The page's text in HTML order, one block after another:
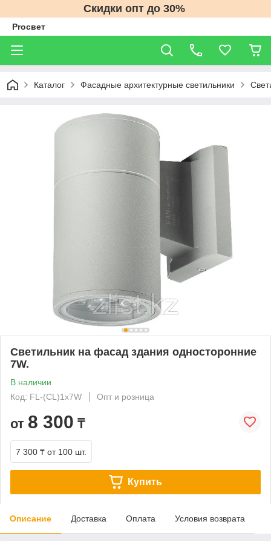
Скидки опт до 30%
Proсвет
Каталог Фасадные архитектурные светильники
Светильник на фасад здания​ односторонние
7W.
В наличии
Код: FL-(CL)1x7W
Опт и розница
от 8 300 ₸
7 300 ₸ от 100 шт.
Купить
Описание Доставка Оплата Условия возврата